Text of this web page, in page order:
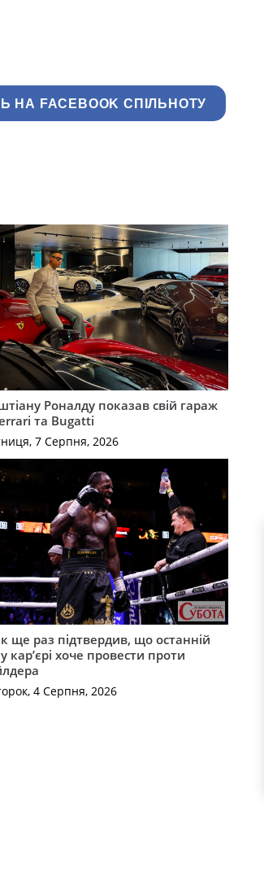
НА FACEBOOK СПІЛЬНОТУ
Роналду показав свій гараж
та Bugatti
7 Серпня, 2026
ще раз підтвердив, що останній
кар’єрі хоче провести проти
4 Серпня, 2026